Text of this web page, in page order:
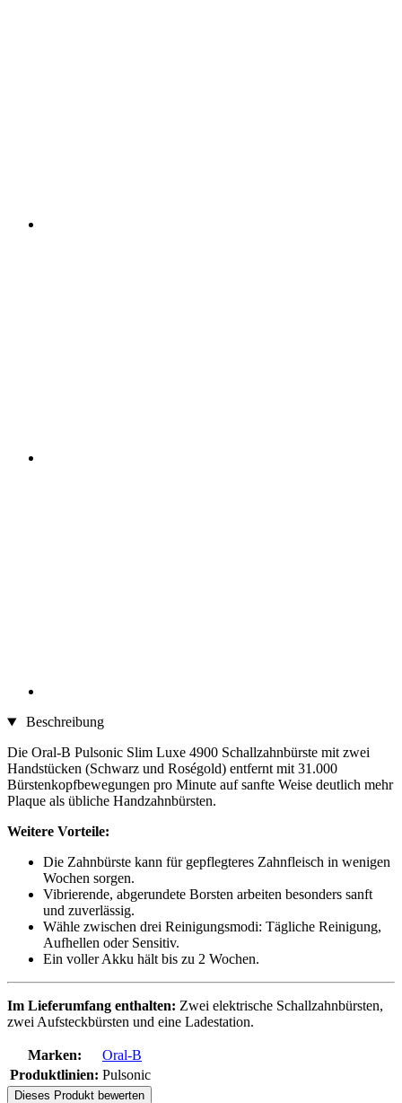
Beschreibung
Die Oral-B Pulsonic Slim Luxe 4900 Schallzahnbürste mit zwei
Handstücken (Schwarz und Roségold) entfernt mit 31.000
Bürstenkopfbewegungen pro Minute auf sanfte Weise deutlich mehr
Plaque als übliche Handzahnbürsten.
Weitere Vorteile:
Die Zahnbürste kann für gepflegteres Zahnfleisch in wenigen
Wochen sorgen.
Vibrierende, abgerundete Borsten arbeiten besonders sanft
und zuverlässig.
Wähle zwischen drei Reinigungsmodi: Tägliche Reinigung,
Aufhellen oder Sensitiv.
Ein voller Akku hält bis zu 2 Wochen.
Im Lieferumfang enthalten: Zwei elektrische Schallzahnbürsten,
zwei Aufsteckbürsten und eine Ladestation.
Marken:
Oral-B
Produktlinien: Pulsonic
Dieses Produkt bewerten